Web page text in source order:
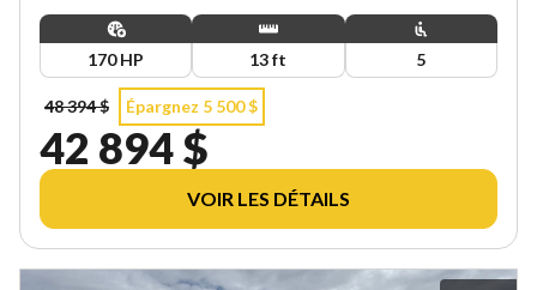
170 HP 13 ft 5
48 394 $ Épargnez 5 500 $
42 894 $
VOIR LES DÉTAILS